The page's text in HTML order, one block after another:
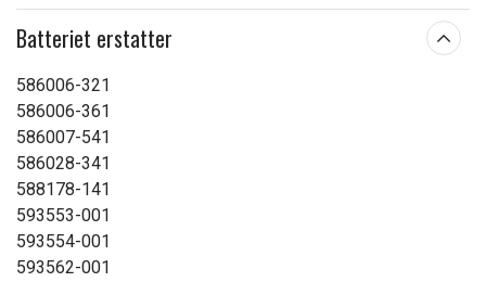
Batteriet erstatter
586006-321
586006-361
586007-541
586028-341
588178-141
593553-001
593554-001
593562-001